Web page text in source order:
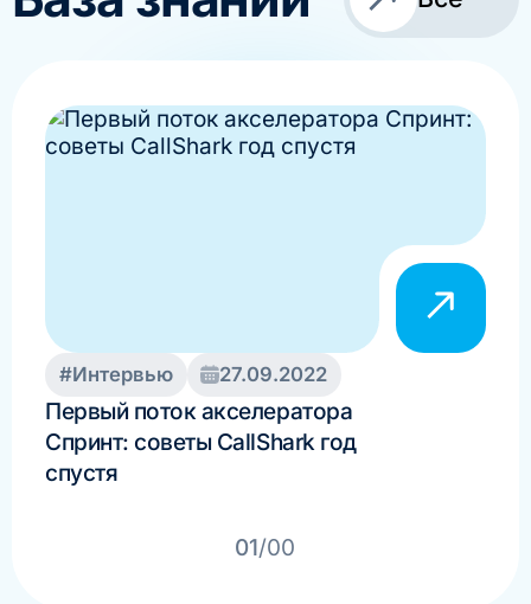
#Интервью 27.09.2022
Первый поток акселератора
Спринт: советы CallShark год
спустя
01/00